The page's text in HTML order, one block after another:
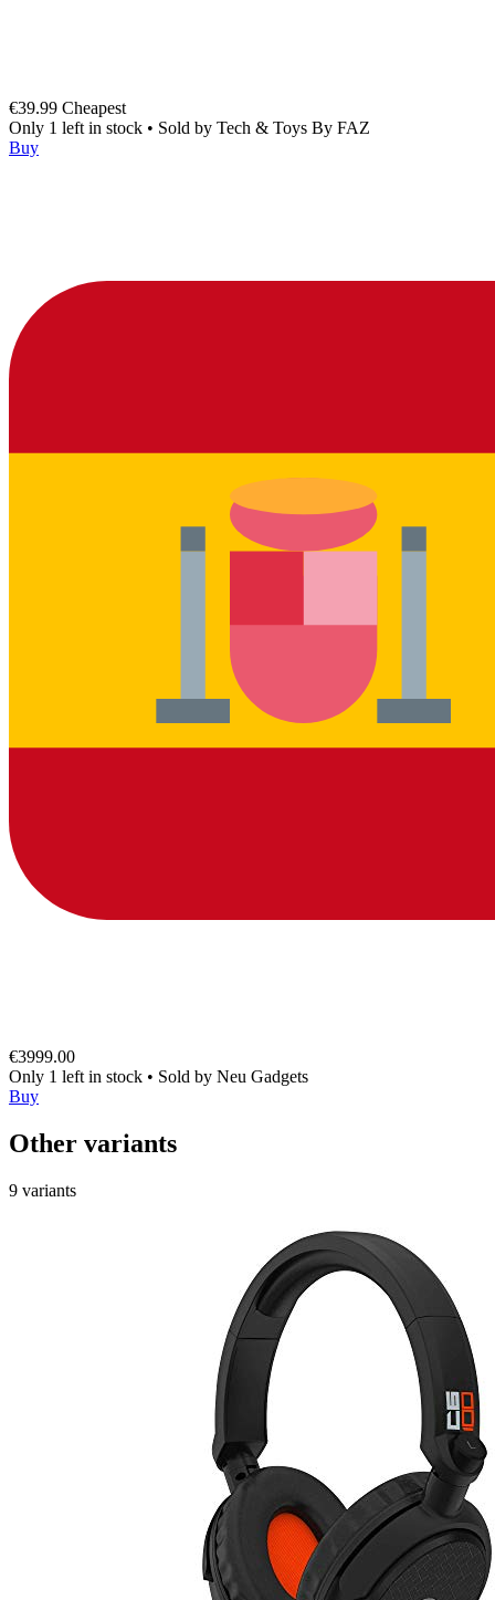
€39.99 Cheapest
Only 1 left in stock • Sold by Tech & Toys By FAZ
Buy
€3999.00
Only 1 left in stock • Sold by Neu Gadgets
Buy
Other variants
9 variants